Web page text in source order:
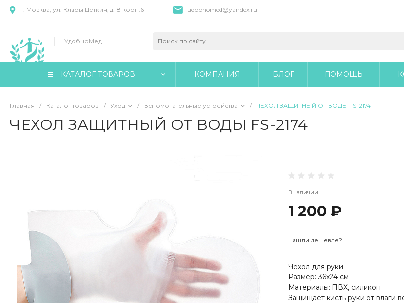
г. Москва, ул. Клары Цеткин, д.18 корп.6 udobnomed@yandex.ru
УдобноМед
КАТАЛОГ ТОВАРОВ КОМПАНИЯ БЛОГ ПОМОЩЬ
Главная / Каталог товаров / Уход / Вспомогательные устройства / ЧЕХОЛ ЗАЩИТНЫЙ ОТ ВОДЫ FS-2174
ЧЕХОЛ ЗАЩИТНЫЙ ОТ ВОДЫ FS-2174
В наличии
1 200 ₽
Нашли дешевле?
Чехол для руки
Размер: 36х24 см
Материалы: ПВХ, силикон
Защищает кисть руки от влаги